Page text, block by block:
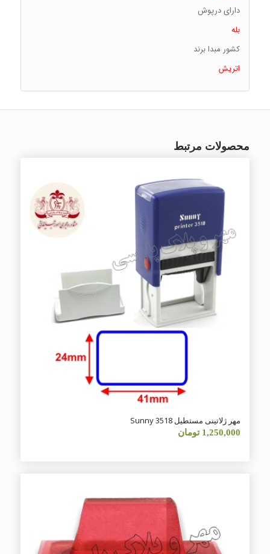
دارای درپوش
بله
کشور مبدا برند
اتریش
محصولات مرتبط
مهر ژلاتینی مستطیل Sunny 3518
1,250,000 تومان